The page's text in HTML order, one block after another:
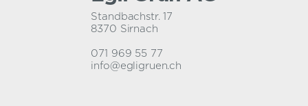
Standbachstr. 17
8370 Sirnach
071 969 55 77
info@egligruen.ch